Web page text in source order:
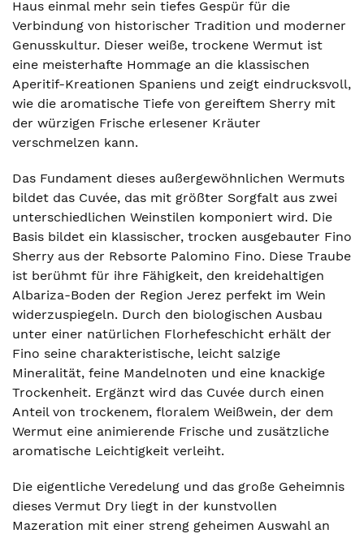
Haus einmal mehr sein tiefes Gespür für die
Verbindung von historischer Tradition und moderner
Genusskultur. Dieser weiße, trockene Wermut ist
eine meisterhafte Hommage an die klassischen
Aperitif-Kreationen Spaniens und zeigt eindrucksvoll,
wie die aromatische Tiefe von gereiftem Sherry mit
der würzigen Frische erlesener Kräuter
verschmelzen kann.
Das Fundament dieses außergewöhnlichen Wermuts
bildet das Cuvée, das mit größter Sorgfalt aus zwei
unterschiedlichen Weinstilen komponiert wird. Die
Basis bildet ein klassischer, trocken ausgebauter Fino
Sherry aus der Rebsorte Palomino Fino. Diese Traube
ist berühmt für ihre Fähigkeit, den kreidehaltigen
Albariza-Boden der Region Jerez perfekt im Wein
widerzuspiegeln. Durch den biologischen Ausbau
unter einer natürlichen Florhefeschicht erhält der
Fino seine charakteristische, leicht salzige
Mineralität, feine Mandelnoten und eine knackige
Trockenheit. Ergänzt wird das Cuvée durch einen
Anteil von trockenem, floralem Weißwein, der dem
Wermut eine animierende Frische und zusätzliche
aromatische Leichtigkeit verleiht.
Die eigentliche Veredelung und das große Geheimnis
dieses Vermut Dry liegt in der kunstvollen
Mazeration mit einer streng geheimen Auswahl an